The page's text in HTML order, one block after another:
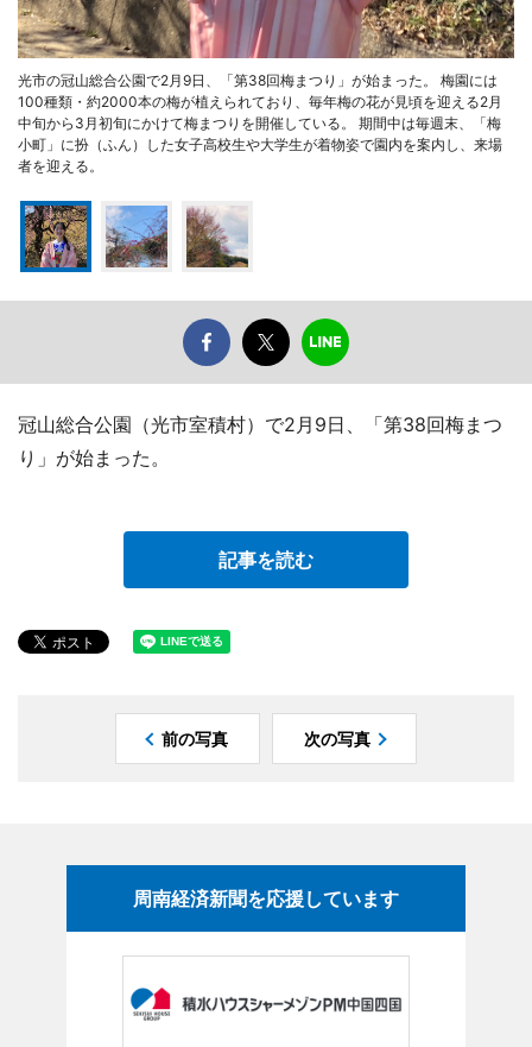
光市の冠山総合公園で2月9日、「第38回梅まつり」が始まった。 梅園には
100種類・約2000本の梅が植えられており、毎年梅の花が見頃を迎える2月
中旬から3月初旬にかけて梅まつりを開催している。 期間中は毎週末、「梅
小町」に扮（ふん）した女子高校生や大学生が着物姿で園内を案内し、来場
者を迎える。
冠山総合公園（光市室積村）で2月9日、「第38回梅まつ
り」が始まった。
記事を読む
前の写真 次の写真
周南経済新聞を応援しています